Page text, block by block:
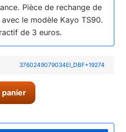
Pièce de rechange de
le modèle Kayo TS90.
de 3 euros.
3760249079034EI_DBF+19274